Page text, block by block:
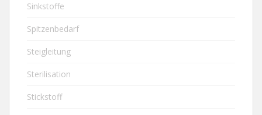
Sinkstoffe
Spitzenbedarf
Steigleitung
Sterilisation
Stickstoff